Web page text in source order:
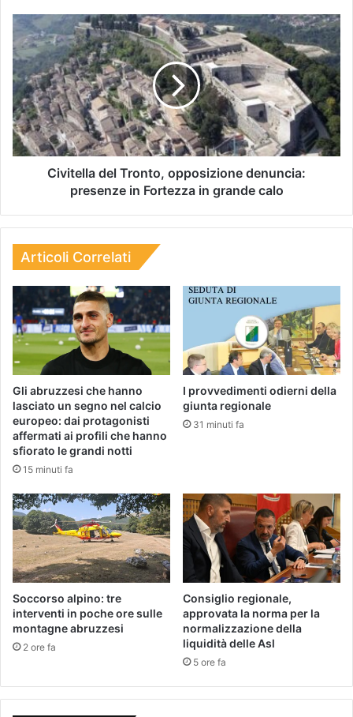
Civitella del Tronto, opposizione denuncia:
presenze in Fortezza in grande calo
Articoli Correlati
Gli abruzzesi che hanno
lasciato un segno nel calcio
europeo: dai protagonisti
affermati ai profili che hanno
sfiorato le grandi notti
15 minuti fa
I provvedimenti odierni della
giunta regionale
31 minuti fa
Soccorso alpino: tre
interventi in poche ore sulle
montagne abruzzesi
2 ore fa
Consiglio regionale,
approvata la norma per la
normalizzazione della
liquidità delle Asl
5 ore fa